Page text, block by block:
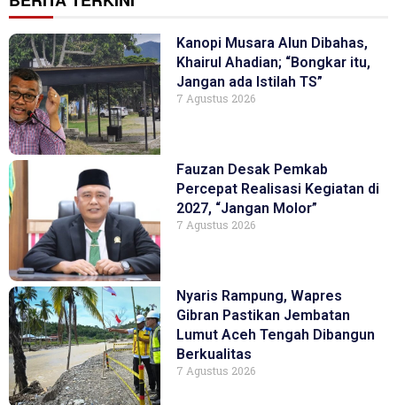
Kanopi Musara Alun Dibahas,
Khairul Ahadian; “Bongkar itu,
Jangan ada Istilah TS”
7 Agustus 2026
Fauzan Desak Pemkab
Percepat Realisasi Kegiatan di
2027, “Jangan Molor”
7 Agustus 2026
Nyaris Rampung, Wapres
Gibran Pastikan Jembatan
Lumut Aceh Tengah Dibangun
Berkualitas
7 Agustus 2026